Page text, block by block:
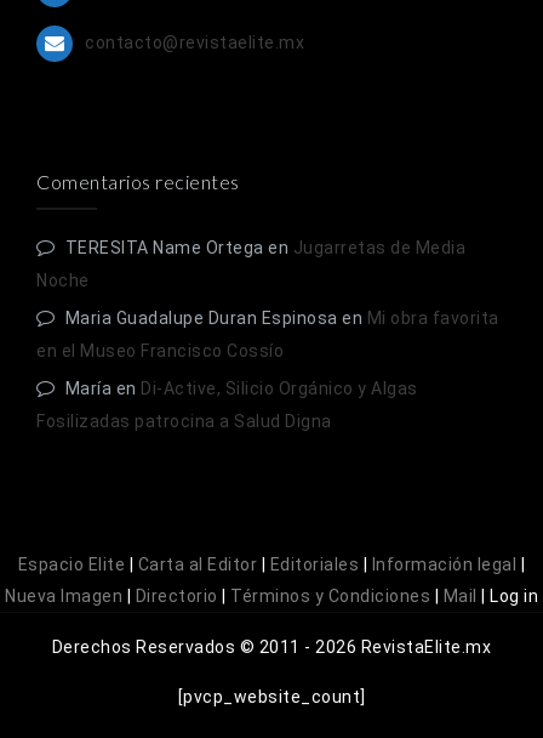
contacto@revistaelite.mx
Comentarios recientes
TERESITA Name Ortega en Jugarretas de Media
Noche
Maria Guadalupe Duran Espinosa en Mi obra favorita
en el Museo Francisco Cossío
María en Di-Active, Silicio Orgánico y Algas
Fosilizadas patrocina a Salud Digna
Espacio Elite Carta al Editor Editoriales Información legal
Nueva Imagen
Directorio Términos y Condiciones Mail Log in
Derechos Reservados © 2011 - 2026 RevistaElite.mx
[pvcp_website_count]